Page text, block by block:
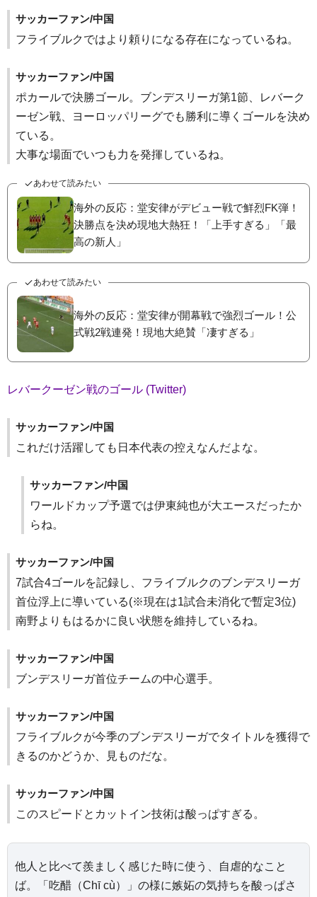
サッカーファン/中国
フライブルクではより頼りになる存在になっているね。
サッカーファン/中国
ポカールで決勝ゴール。ブンデスリーガ第1節、レバーク
ーゼン戦、ヨーロッパリーグでも勝利に導くゴールを決め
ている。
大事な場面でいつも力を発揮しているね。
あわせて読みたい
海外の反応：堂安律がデビュー戦で鮮烈FK弾！
決勝点を決め現地大熱狂！「上手すぎる」「最
高の新人」
あわせて読みたい
海外の反応：堂安律が開幕戦で強烈ゴール！公
式戦2戦連発！現地大絶賛「凄すぎる」
レバークーゼン戦のゴール (Twitter)
サッカーファン/中国
これだけ活躍しても日本代表の控えなんだよな。
サッカーファン/中国
ワールドカップ予選では伊東純也が大エースだったか
らね。
サッカーファン/中国
7試合4ゴールを記録し、フライブルクのブンデスリーガ
首位浮上に導いている(※現在は1試合未消化で暫定3位)
南野よりもはるかに良い状態を維持しているね。
サッカーファン/中国
ブンデスリーガ首位チームの中心選手。
サッカーファン/中国
フライブルクが今季のブンデスリーガでタイトルを獲得で
きるのかどうか、見ものだな。
サッカーファン/中国
このスピードとカットイン技術は酸っぱすぎる。
他人と比べて羨ましく感じた時に使う、自虐的なこと
ば。「吃醋（Chī cù）」の様に嫉妬の気持ちを酸っぱさ